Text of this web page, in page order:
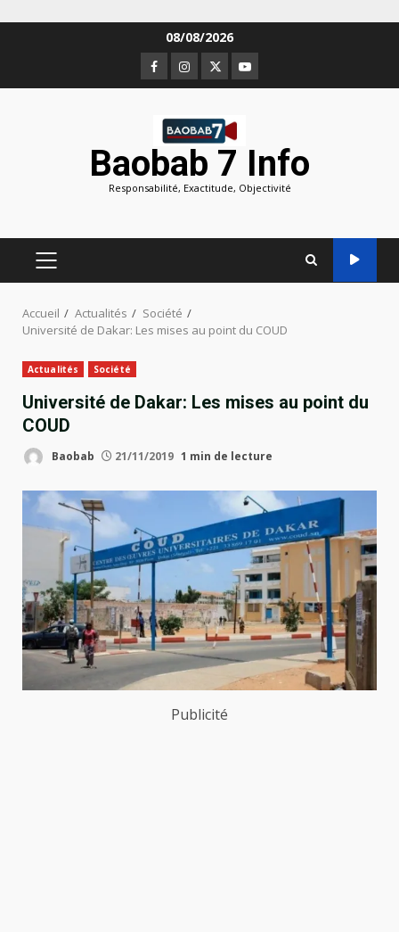
08/08/2026
Facebook
Instagram
TwitterYoutube
Baobab 7 Info
Responsabilité, Exactitude, Objectivité
MENU
PRINCIPAL
Accueil Actualités
Société
Université de Dakar: Les mises au point du COUD
Actualités Société
Université de Dakar: Les mises au point du
COUD
Baobab 21/11/2019 1 min de lecture
Publicité